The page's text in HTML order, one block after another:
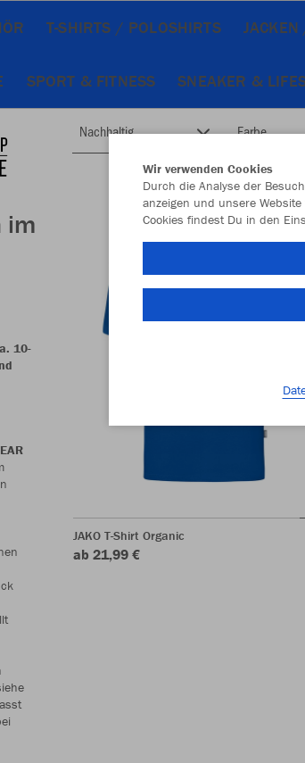
T-SHIRTS / POLOSHIRTS
SPORT & FITNESS SNEAKER &
im
10-
Nachhaltig Farbe
JAKO T-Shirt Organic
ab 21,99 €
Wir verwenden Cookies
Durch die Analyse der
anzeigen und unsere
Cookies findest Du in den